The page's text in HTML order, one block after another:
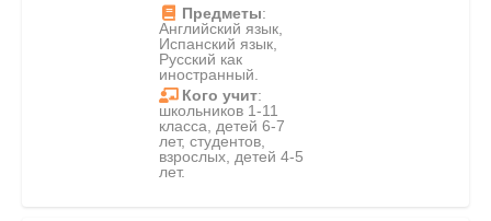
Предметы:
Английский язык,
Испанский язык,
Русский как
иностранный.
Кого учит:
школьников 1-11
класса, детей 6-7
лет, студентов,
взрослых, детей 4-5
лет.